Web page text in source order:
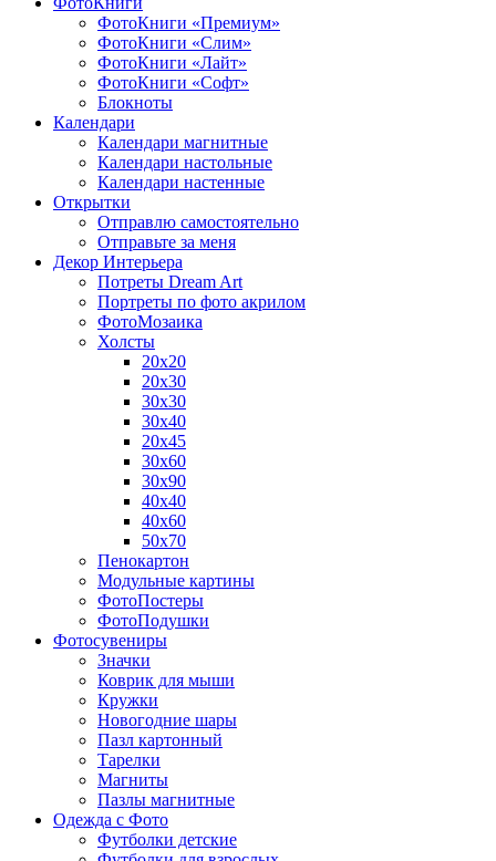
ФотоКниги «Премиум»
ФотоКниги «Слим»
ФотоКниги «Лайт»
ФотоКниги «Софт»
Блокноты
Календари
Календари магнитные
Календари настольные
Календари настенные
Открытки
Отправлю самостоятельно
Отправьте за меня
Декор Интерьера
Потреты Dream Art
Портреты по фото акрилом
ФотоМозаика
Холсты
20х20
20х30
30х30
30х40
20х45
30х60
30х90
40х40
40х60
50х70
Пенокартон
Модульные картины
ФотоПостеры
ФотоПодушки
Фотоcувениры
Значки
Коврик для мыши
Кружки
Новогодние шары
Пазл картонный
Тарелки
Магниты
Пазлы магнитные
Одежда с Фото
Футболки детские